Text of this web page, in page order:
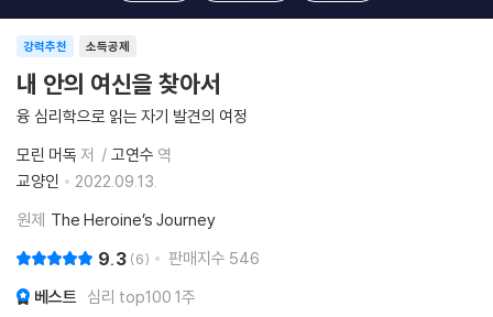
소득공제
강력추천
내 안의 여신을 찾아서
융 심리학으로 읽는 자기 발견의 여정
모린 머독 저 고연수 역
교양인
2022.09.13.
원제 The Heroine’s Journey
9.3 6 판매지수 546
베스트 심리 top100 1주